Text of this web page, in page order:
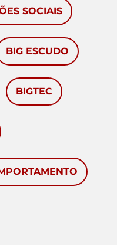
SOCIAIS
BIG ESCUDO
BIGTEC